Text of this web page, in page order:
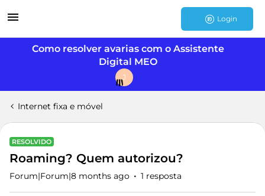
Login
Como resolver avarias com o Assistente
Digital MEO
J
Internet fixa e móvel
RESOLVIDO
Roaming? Quem autorizou?
Forum|Forum|8 months ago 1 resposta